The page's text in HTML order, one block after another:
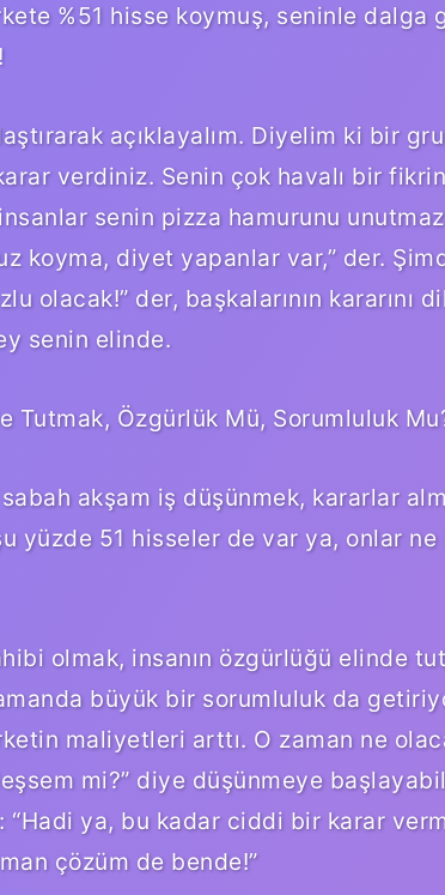
%51 hisse koymuş, seninle dalga
açıklayalım. Diyelim ki bir
verdiniz. Senin çok havalı bir
senin pizza hamurunu
koyma, diyet yapanlar var,” der.
olacak!” der, başkalarının kararını
senin elinde.
Tutmak, Özgürlük Mü, Sorumluluk
akşam iş düşünmek, kararlar
yüzde 51 hisseler de var ya, onlar
olmak, insanın özgürlüğü elinde
büyük bir sorumluluk da
maliyetleri arttı. O zaman ne
mi?” diye düşünmeye
ya, bu kadar ciddi bir karar
çözüm de bende!”